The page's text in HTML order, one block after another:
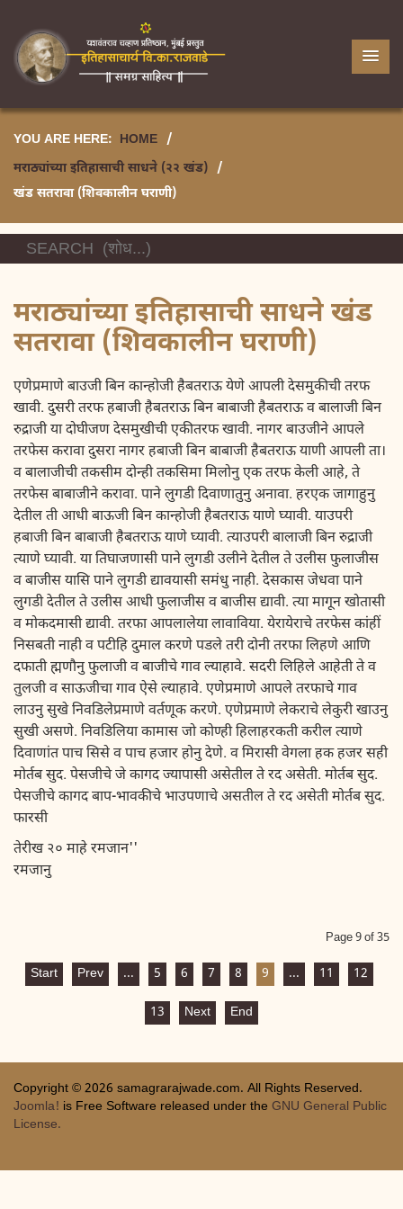
YOU ARE HERE: HOME /
मराठ्यांच्या इतिहासाची साधने (२२ खंड) /
खंड सतरावा (शिवकालीन घराणी)
मराठ्यांच्या इतिहासाची साधने खंड
सतरावा (शिवकालीन घराणी)
एणेप्रमाणे बाउजी बिन कान्होजी हैबतराऊ येणे आपली देसमुकीची तरफ
खावी. दुसरी तरफ हबाजी हैबतराऊ बिन बाबाजी हैबतराऊ व बालाजी बिन
रुद्राजी या दोघीजण देसमुखीची एकीतरफ खावी. नागर बाउजीने आपले
तरफेस करावा दुसरा नागर हबाजी बिन बाबाजी हैबतराऊ याणी आपली ता।
व बालाजीची तकसीम दोन्ही तकसिमा मिलोनु एक तरफ केली आहे, ते
तरफेस बाबाजीने करावा. पाने लुगडी दिवाणातुनु अनावा. हरएक जागाहुनु
देतील ती आधी बाऊजी बिन कान्होजी हैबतराऊ याणे घ्यावी. याउपरी
हबाजी बिन बाबाजी हैबतराऊ याणे घ्यावी. त्याउपरी बालाजी बिन रुद्राजी
त्याणे घ्यावी. या तिघाजणासी पाने लुगडी उलीने देतील ते उलीस फुलाजीस
व बाजीस यासि पाने लुगडी द्यावयासी समंधु नाही. देसकास जेधवा पाने
लुगडी देतील ते उलीस आधी फुलाजीस व बाजीस द्यावी. त्या मागून खोतासी
व मोकदमासी द्यावी. तरफा आपलालेया लावाविया. येरायेराचे तरफेस कांहीं
निसबती नाही व पटीहि दुमाल करणे पडले तरी दोनी तरफा लिहणे आणि
दफाती ह्मणौनु फुलाजी व बाजीचे गाव ल्याहावे. सदरी लिहिले आहेती ते व
तुलजी व साऊजीचा गाव ऐसे ल्याहावे. एणेप्रमाणे आपले तरफाचे गाव
लाउनु सुखे निवडिलेप्रमाणे वर्तणूक करणे. एणेप्रमाणे लेकराचे लेकुरी खाउनु
सुखी असणे. निवडिलिया कामास जो कोण्ही हिलाहरकती करील त्याणे
दिवाणांत पाच सिसे व पाच हजार होनु देणे. व मिरासी वेगला हक हजर सही
मोर्तब सुद. पेसजीचे जे कागद ज्यापासी असेतील ते रद असेती. मोर्तब सुद.
पेसजीचे कागद बाप-भावकीचे भाउपणाचे असतील ते रद असेती मोर्तब सुद.
फारसी
तेरीख २० माहे रमजान''
रमजानु
Page 9 of 35
Start Prev ... 5 6 7 8 9 ... 11 12
13 Next End
Copyright © 2026 samagrarajwade.com. All Rights Reserved.
Joomla! is Free Software released under the GNU General Public
License.